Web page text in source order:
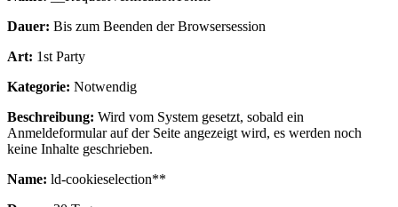
Dauer: Bis zum Beenden der Browsersession
Art: 1st Party
Kategorie: Notwendig
Beschreibung: Wird vom System gesetzt, sobald ein
Anmeldeformular auf der Seite angezeigt wird, es werden noch
keine Inhalte geschrieben.
Name: ld-cookieselection**